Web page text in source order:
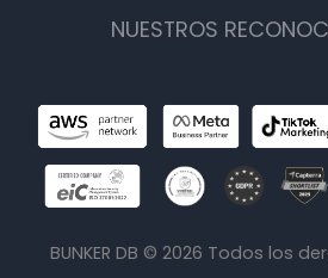
NUESTROS
BUNKER DB ©2026 Todos los